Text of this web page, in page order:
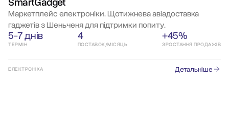
Маркетплейс електроніки. Щотижнева авіадоставка
гаджетів з Шеньченя для підтримки попиту.
5-7 днів
ТЕРМІН
4
ПОСТАВОК/МІСЯЦЬ
+45%
ЗРОСТАННЯ ПРОДАЖІВ
ЕЛЕКТРОНІКА Детальніше